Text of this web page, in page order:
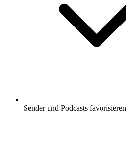
Sender und Podcasts favorisieren